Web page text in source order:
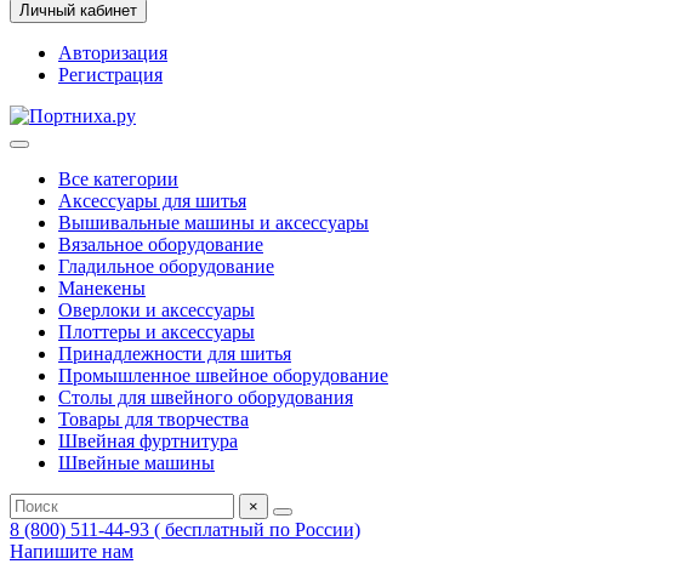
Личный кабинет
Авторизация
Регистрация
Все категории
Аксессуары для шитья
Вышивальные машины и аксессуары
Вязальное оборудование
Гладильное оборудование
Манекены
Оверлоки и аксессуары
Плоттеры и аксессуары
Принадлежности для шитья
Промышленное швейное оборудование
Столы для швейного оборудования
Товары для творчества
Швейная фуртнитура
Швейные машины
×
8 (800) 511-44-93 ( бесплатный по России)
Напишите нам